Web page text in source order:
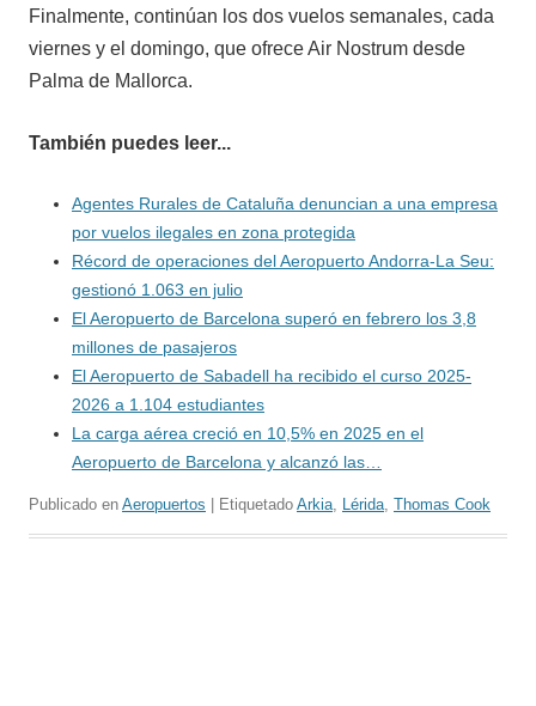
Finalmente, continúan los dos vuelos semanales, cada
viernes y el domingo, que ofrece Air Nostrum desde
Palma de Mallorca.
También puedes leer...
Agentes Rurales de Cataluña denuncian a una empresa
por vuelos ilegales en zona protegida
Récord de operaciones del Aeropuerto Andorra-La Seu:
gestionó 1.063 en julio
El Aeropuerto de Barcelona superó en febrero los 3,8
millones de pasajeros
El Aeropuerto de Sabadell ha recibido el curso 2025-
2026 a 1.104 estudiantes
La carga aérea creció en 10,5% en 2025 en el
Aeropuerto de Barcelona y alcanzó las…
Publicado en Aeropuertos | Etiquetado Arkia Lérida Thomas Cook